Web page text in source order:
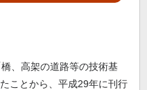
、高架の道路等の技術基
ことから、平成29年に刊行